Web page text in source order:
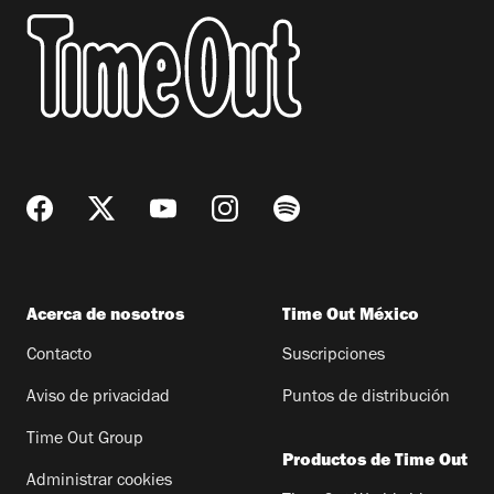
Acerca de nosotros
Contacto
Aviso de privacidad
Time Out Group
Administrar cookies
Time Out México
Suscripciones
Puntos de distribución
Productos de Time Out